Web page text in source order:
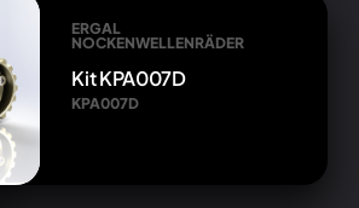
ERGAL
NOCKENWELLENRÄDER
Kit KPA007D
KPA007D